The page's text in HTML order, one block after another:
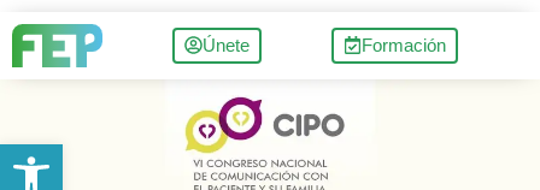
Únete Formación
Abrir barra de herramientas